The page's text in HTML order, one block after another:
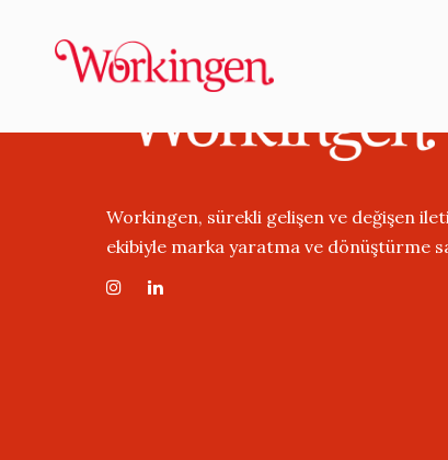
Workingen, sürekli gelişen ve değişen
ekibiyle marka yaratma ve dönüştürme